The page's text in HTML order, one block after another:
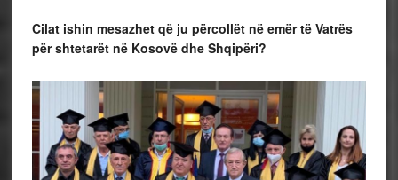
Cilat ishin mesazhet që ju përcollët në emër të Vatrës
për shtetarët në Kosovë dhe Shqipëri?